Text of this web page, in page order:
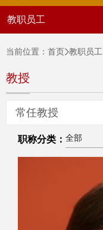
教职员工
当前位置： 首页 教职员工
教授
常任教授
职称分类： 全部